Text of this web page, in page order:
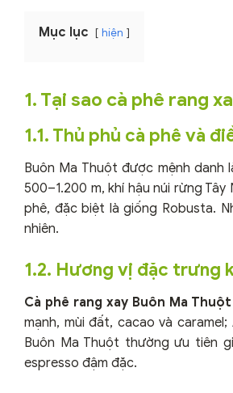
Mục lục hiện
1. Tại sao cà phê rang
1.1. Thủ phủ cà phê và
Buôn Ma Thuột được mệnh danh
500–1.200 m, khí hậu núi rừng
phê, đặc biệt là giống Robusta.
nhiên.
1.2. Hương vị đặc trưng
Cà phê rang xay Buôn Ma Thuột
mạnh, mùi đất, cacao và
Buôn Ma Thuột thường ưu tiên
espresso đậm đặc.